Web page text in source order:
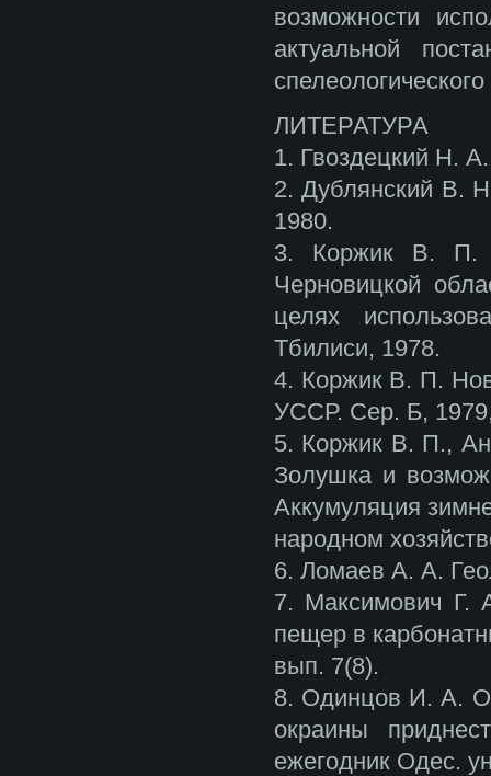
возможности
актуальной
ЛИТЕРАТУРА
1. Гвоздецкий Н.
2. Дублянский В.
1980.
3. Коржик В. П.
Черновицкой
целях
Тбилиси, 1978.
4. Коржик В. П.
УССР. Сер. Б,
5. Коржик В. П.,
Золушка и
Аккумуляция
народном
6. Ломаев А. А.
7. Максимович Г.
пещер в
вып. 7(8).
8. Одинцов И. А. О
окраины
ежегодник Одес.